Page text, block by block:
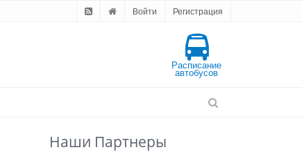
Войти Регистрация
Расписание
автобусов
Наши Партнеры